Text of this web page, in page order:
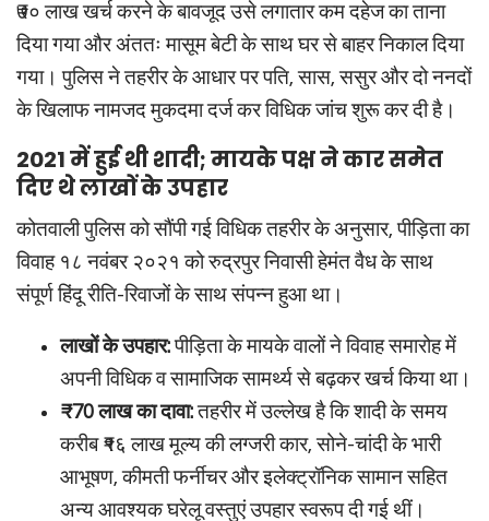
₹७० लाख खर्च करने के बावजूद उसे लगातार कम दहेज का ताना
दिया गया और अंततः मासूम बेटी के साथ घर से बाहर निकाल दिया
गया। पुलिस ने तहरीर के आधार पर पति, सास, ससुर और दो ननदों
के खिलाफ नामजद मुकदमा दर्ज कर विधिक जांच शुरू कर दी है।
2021 में हुई थी शादी; मायके पक्ष ने कार समेत
दिए थे लाखों के उपहार
कोतवाली पुलिस को सौंपी गई विधिक तहरीर के अनुसार, पीड़िता का
विवाह १८ नवंबर २०२१ को रुद्रपुर निवासी हेमंत वैध के साथ
संपूर्ण हिंदू रीति-रिवाजों के साथ संपन्न हुआ था।
लाखों के उपहार:पीड़िता के मायके वालों ने विवाह समारोह में
अपनी विधिक व सामाजिक सामर्थ्य से बढ़कर खर्च किया था।
₹70 लाख का दावा:तहरीर में उल्लेख है कि शादी के समय
करीब ₹१६ लाख मूल्य की लग्जरी कार, सोने-चांदी के भारी
आभूषण, कीमती फर्नीचर और इलेक्ट्रॉनिक सामान सहित
अन्य आवश्यक घरेलू वस्तुएं उपहार स्वरूप दी गई थीं।